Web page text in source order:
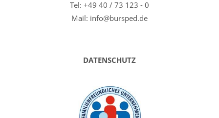
Tel: +49 40 / 73 123 - 0
Mail: info@bursped.de
DATENSCHUTZ